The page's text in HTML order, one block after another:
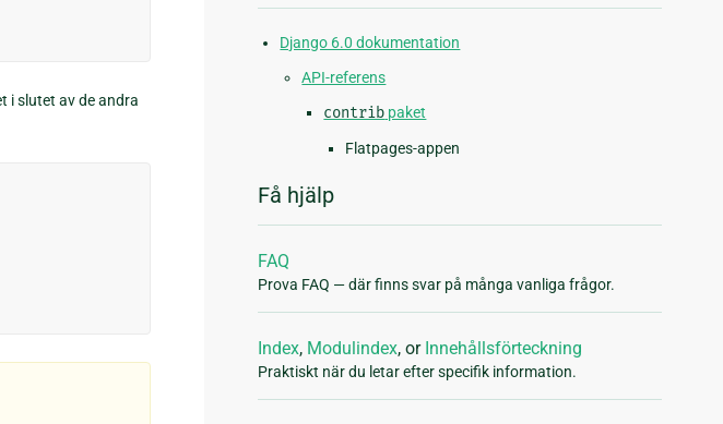
i slutet av de andra
Django 6.0 dokumentation
API-referens
contrib paket
Flatpages-appen
Få hjälp
FAQ
Prova FAQ — där finns svar på många vanliga frågor.
Index, Modulindex, or Innehållsförteckning
Praktiskt när du letar efter specifik information.